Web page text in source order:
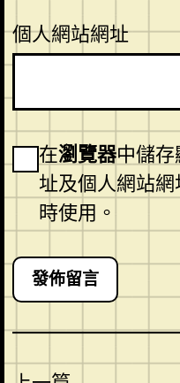
個人網站網址
在瀏覽器中儲
址及個人網站
時使用。